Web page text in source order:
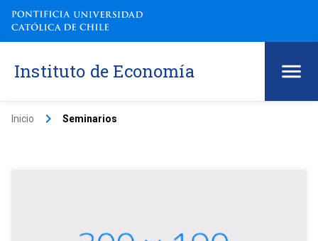
Instituto de Economía
Inicio keyboard_arrow_right Seminarios